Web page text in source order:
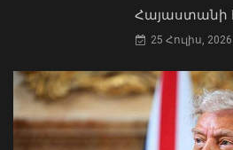
Մենք կենտրոնանալու ենք
Հայաստանի
25 Հուլիս,